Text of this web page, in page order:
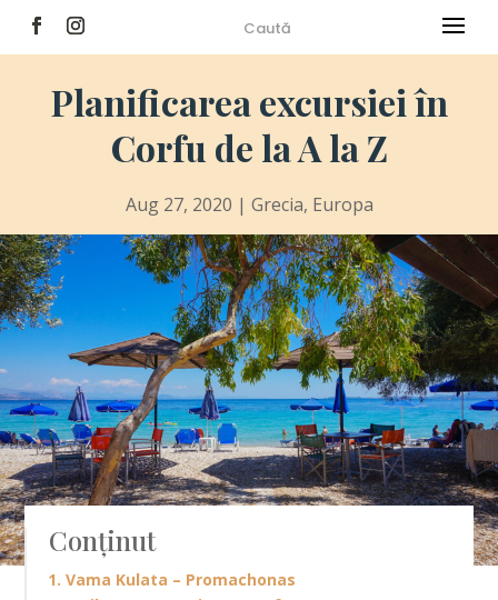
Planificarea excursiei în
Corfu de la A la Z
Aug 27, 2020 | Grecia, Europa
Conținut
1. Vama Kulata – Promachonas